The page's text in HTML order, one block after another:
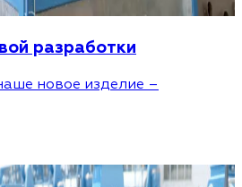
разработки
новое изделие –